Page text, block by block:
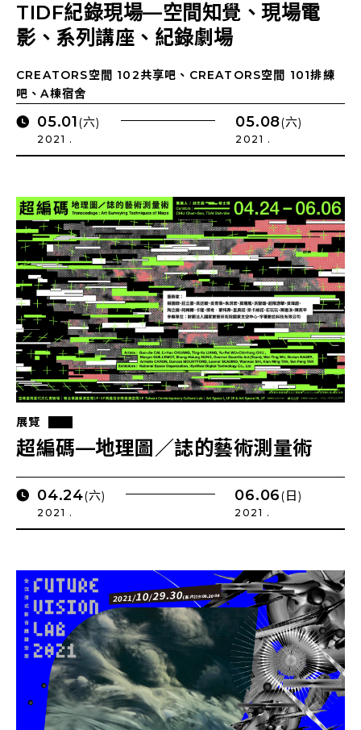
TIDF紀錄現場—空間知覺、現場電
影、系列講座、紀錄劇場
CREATORS空間 102共享吧、CREATORS空間 101排練
吧、A棟宿舍
05.01(六)
2021 .
05.08(六)
2021 .
展覽
超編碼—地理圖／誌的藝術測量術
04.24(六)
2021 .
06.06(日)
2021 .